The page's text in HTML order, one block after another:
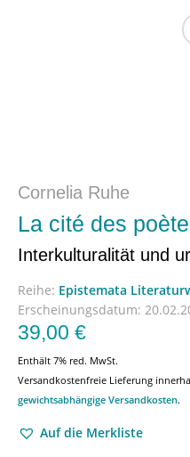
Cornelia Ruhe
La cité des
Interkulturalität und
Reihe: Epistemata
Erscheinungsdatum:
39,00 €
Enthält 7% red. MwSt.
Versandkostenfreie Lieferung
gewichtsabhängige Versandkosten.
Auf die Merkliste